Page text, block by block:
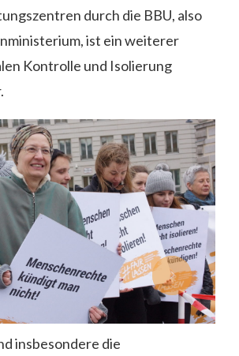
durch die BBU, also
ist ein weiterer
Kontrolle und Isolierung
insbesondere die